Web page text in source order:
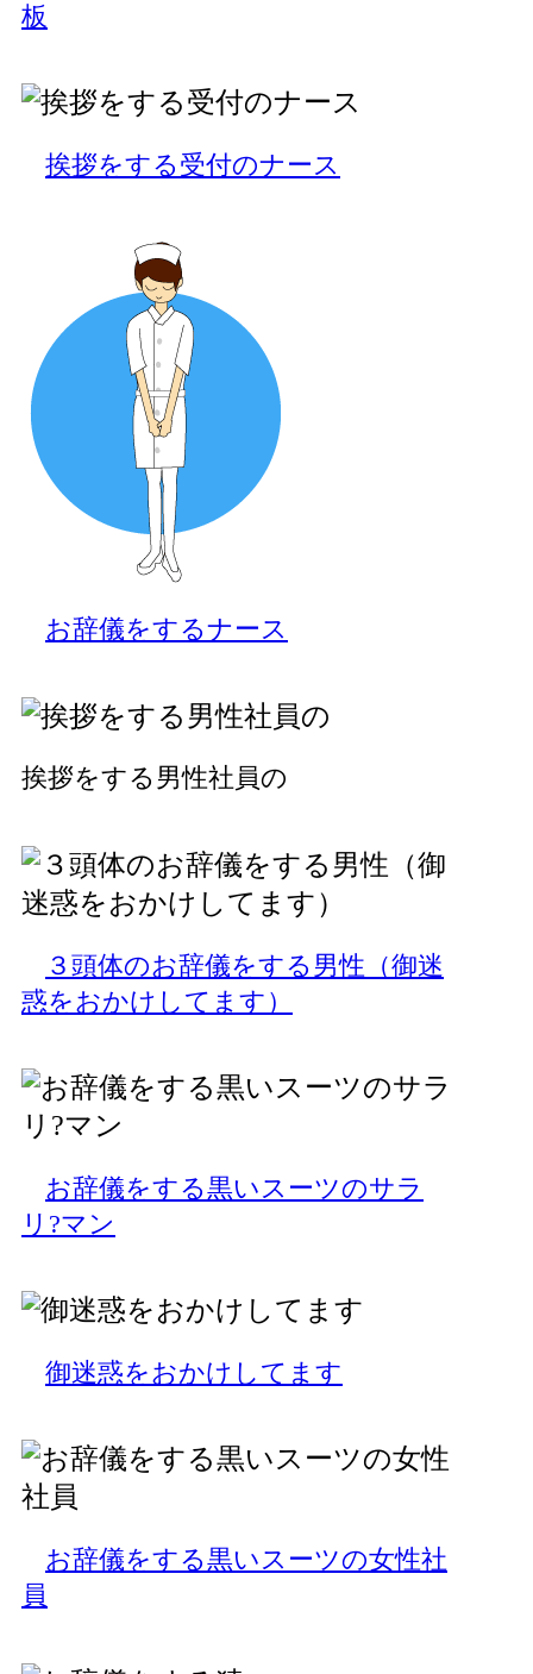
板
挨拶をする受付のナース
お辞儀をするナース
挨拶をする男性社員の
３頭体のお辞儀をする男性（御迷
惑をおかけしてます）
お辞儀をする黒いスーツのサラ
リ?マン
御迷惑をおかけしてます
お辞儀をする黒いスーツの女性社
員